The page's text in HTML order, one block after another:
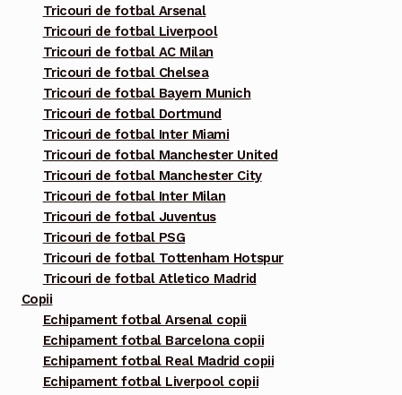
Tricouri de fotbal Arsenal
Tricouri de fotbal Liverpool
Tricouri de fotbal AC Milan
Tricouri de fotbal Chelsea
Tricouri de fotbal Bayern Munich
Tricouri de fotbal Dortmund
Tricouri de fotbal Inter Miami
Tricouri de fotbal Manchester United
Tricouri de fotbal Manchester City
Tricouri de fotbal Inter Milan
Tricouri de fotbal Juventus
Tricouri de fotbal PSG
Tricouri de fotbal Tottenham Hotspur
Tricouri de fotbal Atletico Madrid
Copii
Echipament fotbal Arsenal copii
Echipament fotbal Barcelona copii
Echipament fotbal Real Madrid copii
Echipament fotbal Liverpool copii